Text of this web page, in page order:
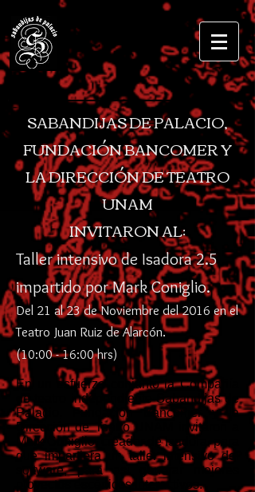
SABANDIJAS DE PALACIO,
FUNDACIÓN BANCOMER Y
LA DIRECCIÓN DE TEATRO
UNAM
INVITARON AL:
Taller intensivo de Isadora 2.5
impartido por Mark Coniglio.
Del 21 al 23 de Noviembre del 2016 en el
Teatro Juan Ruiz de Alarcón.
(10:00 - 16:00 hrs)
En un esfuerzo conjunto la Compañía
de teatro independiente Sabandijas de
Palacio, Fundación Bancomer y la
Dirección de Teatro UNAM invitaron a
Mark Coniglio, creador de Isadora, para
que impartiera un taller intensivo del
software, para así generar mejores
proyectos escénicos interactivos.